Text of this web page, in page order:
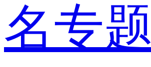
名专题